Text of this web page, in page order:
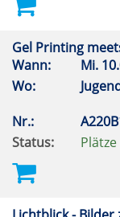
Gel Printing
Wann:
Mi.
Wo:
Nr.:
Status: